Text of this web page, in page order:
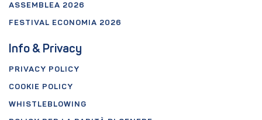
ASSEMBLEA 2026
FESTIVAL ECONOMIA 2026
Info & Privacy
PRIVACY POLICY
COOKIE POLICY
WHISTLEBLOWING